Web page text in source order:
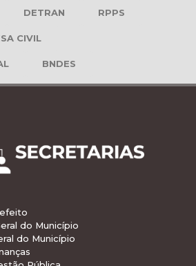
DETRAN RPPS
CIVIL
BNDES
do Município
do Município